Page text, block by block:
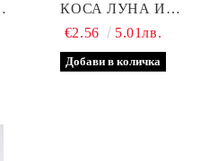
КОСА ЛУНА И
ПАНДЕЛКА
€2.56 5.01лв.